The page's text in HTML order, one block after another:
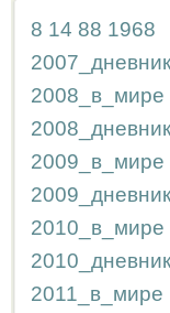
8 14 88 1968
2007_дневник
2008_в_мире
2008_дневник
2009_в_мире
2009_дневник
2010_в_мире
2010_дневник
2011_в_мире